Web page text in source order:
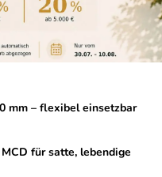
mm – flexibel einsetzbar
für satte, lebendige